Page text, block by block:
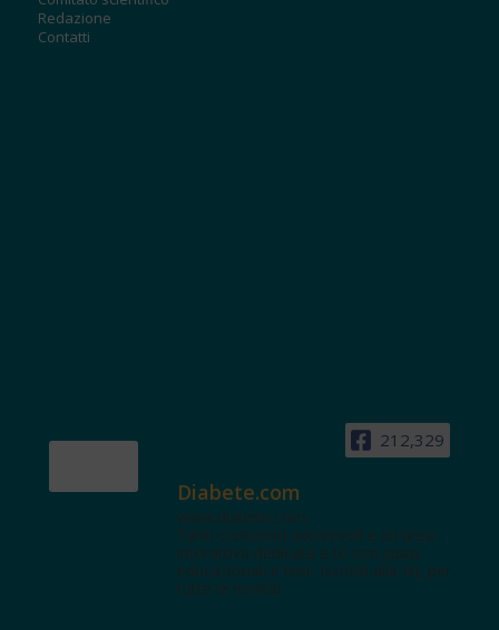
Redazione
Contatti
212,329
Diabete.com
www.diabete.com
Tanti contenuti autorevoli e un'area
interattiva dedicata a te con spazi
educazionali e test. Iscriviti alla NL per
tutte le novità!